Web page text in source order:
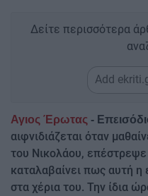
Δείτε περισσότερα
Add
Αγιος Έρωτας -
αιφνιδιάζεται όταν
του Νικολάου,
καταλαβαίνει πως αυτή η
στα χέρια του. Την ίδια